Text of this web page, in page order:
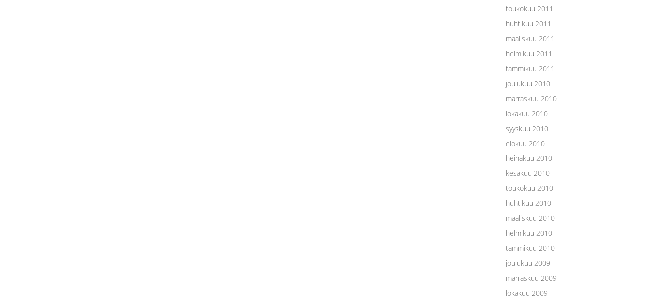
toukokuu 2011
huhtikuu 2011
maaliskuu 2011
helmikuu 2011
tammikuu 2011
joulukuu 2010
marraskuu 2010
lokakuu 2010
syyskuu 2010
elokuu 2010
heinäkuu 2010
kesäkuu 2010
toukokuu 2010
huhtikuu 2010
maaliskuu 2010
helmikuu 2010
tammikuu 2010
joulukuu 2009
marraskuu 2009
lokakuu 2009